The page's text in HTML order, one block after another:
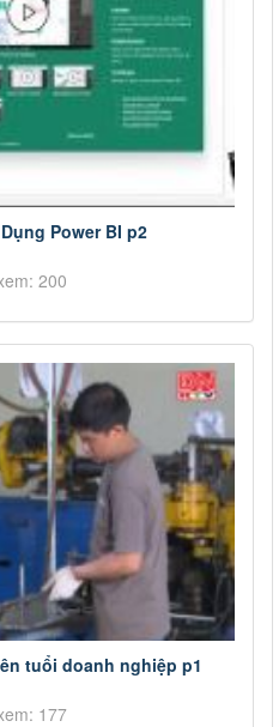
Power BI p2
200
tuổi doanh nghiệp p1
177